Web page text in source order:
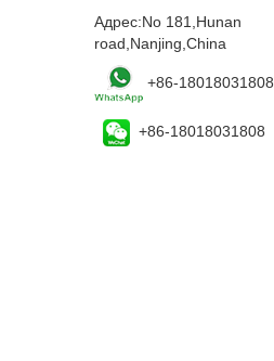
Адрес:No 181,Hunan
road,Nanjing,China
+86-18018031808
+86-18018031808